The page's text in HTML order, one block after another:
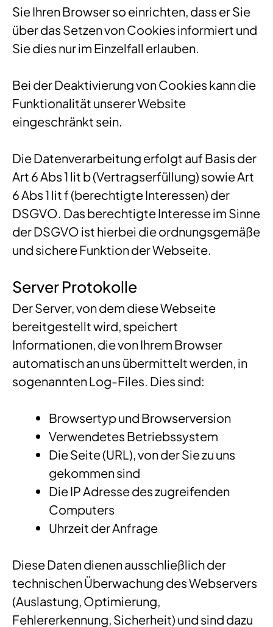
Sie Ihren Browser so einrichten, dass er Sie
über das Setzen von Cookies informiert und
Sie dies nur im Einzelfall erlauben.
Bei der Deaktivierung von Cookies kann die
Funktionalität unserer Website
eingeschränkt sein.
Die Datenverarbeitung erfolgt auf Basis der
Art 6 Abs 1 lit b (Vertragserfüllung) sowie Art
6 Abs 1 lit f (berechtigte Interessen) der
DSGVO. Das berechtigte Interesse im Sinne
der DSGVO ist hierbei die ordnungsgemäße
und sichere Funktion der Webseite.
Server Protokolle
Der Server, von dem diese Webseite
bereitgestellt wird, speichert
Informationen, die von Ihrem Browser
automatisch an uns übermittelt werden, in
sogenannten Log-Files. Dies sind:
Browsertyp und Browserversion
Verwendetes Betriebssystem
Die Seite (URL), von der Sie zu uns
gekommen sind
Die IP Adresse des zugreifenden
Computers
Uhrzeit der Anfrage
Diese Daten dienen ausschließlich der
technischen Überwachung des Webservers
(Auslastung, Optimierung,
Fehlererkennung, Sicherheit) und sind dazu